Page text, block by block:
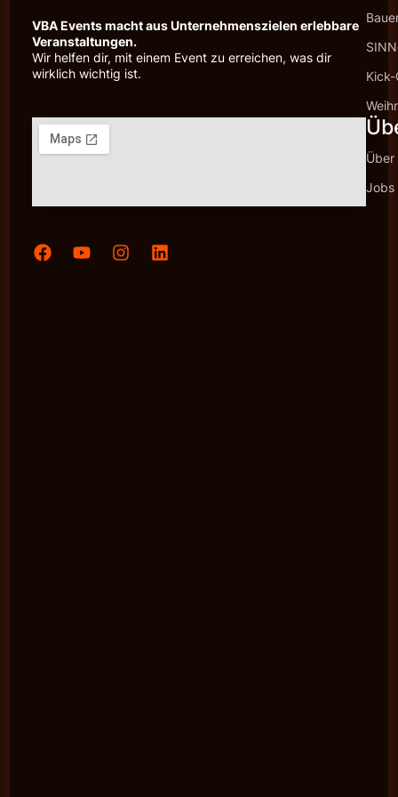
VBA Events macht aus Unternehmenszielen erlebbare
Veranstaltungen.
Wir helfen dir, mit einem Event zu erreichen, was dir
wirklich wichtig ist.
Über
Jobs